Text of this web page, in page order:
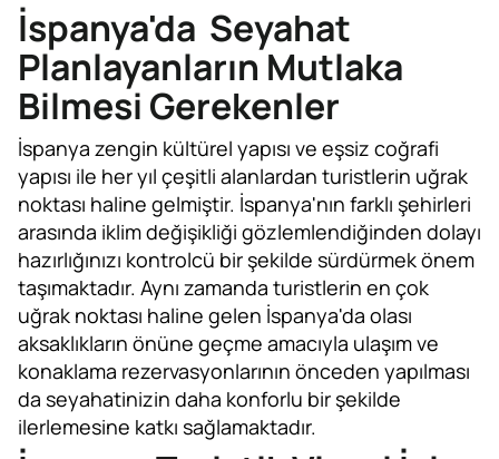
İspanya'da Seyahat
Planlayanların Mutlaka
Bilmesi Gerekenler
İspanya zengin kültürel yapısı ve eşsiz coğrafi
yapısı ile her yıl çeşitli alanlardan turistlerin uğrak
noktası haline gelmiştir. İspanya'nın farklı şehirleri
arasında iklim değişikliği gözlemlendiğinden dolayı
hazırlığınızı kontrolcü bir şekilde sürdürmek önem
taşımaktadır. Aynı zamanda turistlerin en çok
uğrak noktası haline gelen İspanya'da olası
aksaklıkların önüne geçme amacıyla ulaşım ve
konaklama rezervasyonlarının önceden yapılması
da seyahatinizin daha konforlu bir şekilde
ilerlemesine katkı sağlamaktadır.